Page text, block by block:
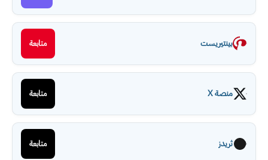
بينتيريست متابعة
منصة X متابعة
ثريدز متابعة